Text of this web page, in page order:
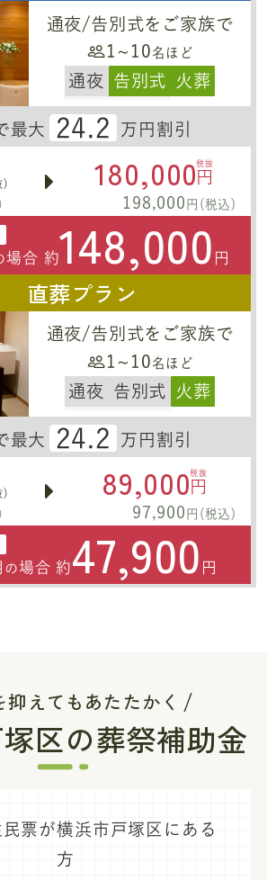
通夜/告別式をご家族で
1~10 名ほど
通夜 告別式 火葬
最大 24.2 万円割引
) 180,000税抜
円
198,000 円(税込)
場合 約148,000 円
直葬プラン
通夜/告別式をご家族で
1~10 名ほど
通夜 告別式 火葬
最大 24.2 万円割引
) 89,000税抜
円
97,900 円(税込)
の 場合 約47,900 円
抑えてもあたたかく
区の葬祭補助金
票が横浜市戸塚区にある
方